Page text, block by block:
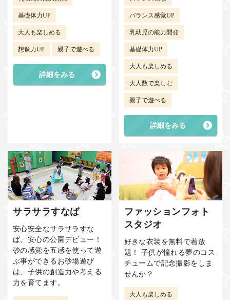
基礎体力UP
大人も楽しめる
想像力UP 親子で遊べる
詳細をみる
バランス感覚UP
乳幼児の能力開発
基礎体力UP
大人も楽しめる
大人数で楽しむ
親子で遊べる
詳細をみる
サラサラすなば
安心安全なサラサラすな
ば、安心の公園デビュー！
砂の感覚を五感を使って遊
ぶ事ができるお砂場遊び
は、子供の創造力や考える
力を育てます。
ファッションフォト
スタジオ
好きな衣装を無料で着放
題！ 子供が憧れる夢のコス
チュームで記念撮影をしま
せんか？
大人も楽しめる